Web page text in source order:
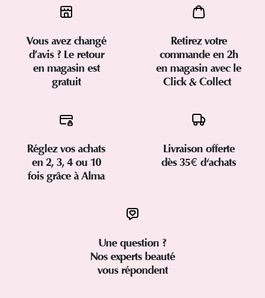
Vous avez changé
d’avis ? Le retour
en magasin est
gratuit
Retirez votre
commande en 2h
en magasin avec le
Click & Collect
Réglez vos achats
en 2, 3, 4 ou 10
fois grâce à Alma
Livraison offerte
dès 35€ d'achats
Une question ?
Nos experts beauté
vous répondent